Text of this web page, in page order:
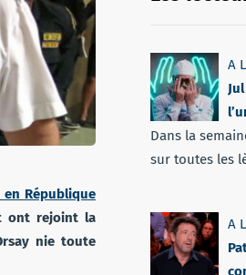
République
ont rejoint la
nie toute
A
Dans la
sur toutes les
A